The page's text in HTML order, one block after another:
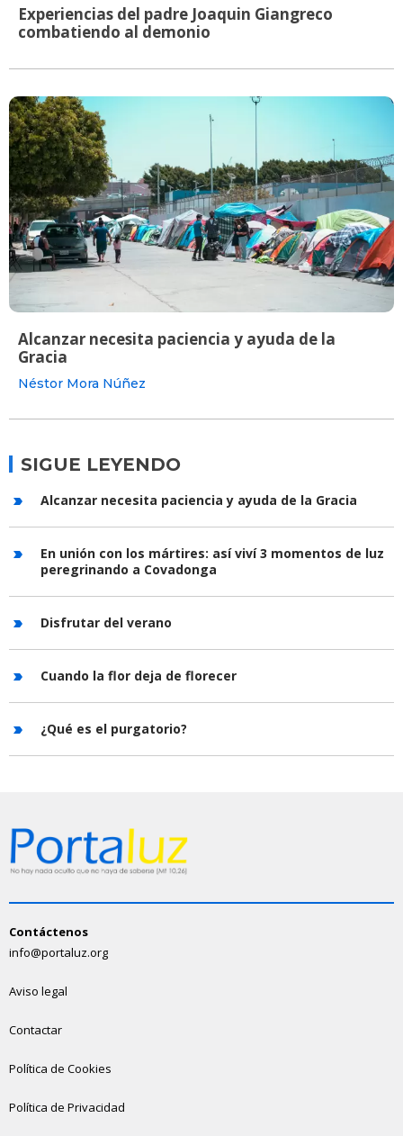
Experiencias del padre Joaquin Giangreco
combatiendo al demonio
Alcanzar necesita paciencia y ayuda de la
Gracia
Néstor Mora Núñez
SIGUE LEYENDO
Alcanzar necesita paciencia y ayuda de la Gracia
En unión con los mártires: así viví 3 momentos de luz
peregrinando a Covadonga
Disfrutar del verano
Cuando la flor deja de florecer
¿Qué es el purgatorio?
Contáctenos
info@portaluz.org
Aviso legal
Contactar
Política de Cookies
Política de Privacidad